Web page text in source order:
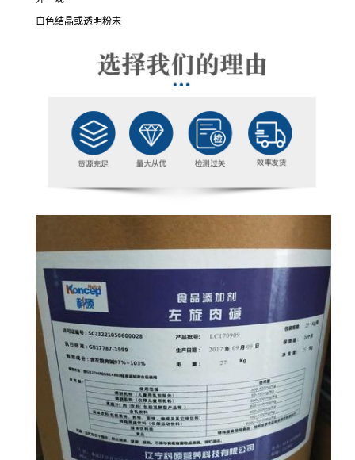
白色结晶或透明粉末